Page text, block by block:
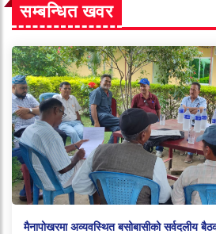
सम्बन्धित खवर
मैनापोखरमा अव्यवस्थित बसोबासीको सर्वदलीय